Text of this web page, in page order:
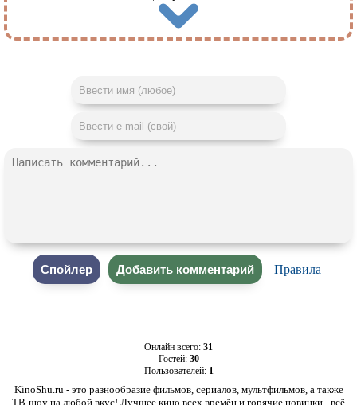
Правила
Онлайн всего: 31
Гостей: 30
Пользователей: 1
KinoShu.ru - это разнообразие фильмов, сериалов, мультфильмов, а также
ТВ-шоу на любой вкус! Лучшее кино всех времён и горячие новинки - всё